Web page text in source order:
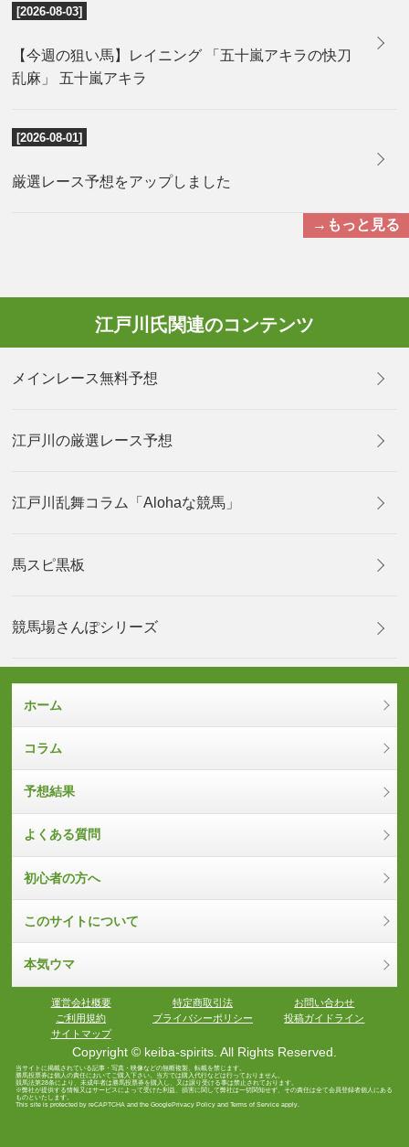
[2026-08-03]
【今週の狙い馬】レイニング 「五十嵐アキラの快刀
乱麻」 五十嵐アキラ
[2026-08-01]
厳選レース予想をアップしました
→もっと見る
江戸川氏関連のコンテンツ
メインレース無料予想
江戸川の厳選レース予想
江戸川乱舞コラム「Alohaな競馬」
馬スピ黒板
競馬場さんぽシリーズ
ホーム
コラム
予想結果
よくある質問
初心者の方へ
このサイトについて
本気ウマ
運営会社概要 特定商取引法
お問い合わせ
ご利用規約
プライバシーポリシー
投稿ガイドライン
サイトマップ
Copyright © keiba-spirits. All Rights Reserved.
当サイトに掲載されている記事・写真・映像などの無断複製、転載を禁じます。
勝馬投票券は個人の責任においてご購入下さい。当方では購入代行などは行っておりません。
競馬法第28条により、未成年者は勝馬投票券を購入し、又は譲り受ける事は禁止されております。
※弊社が提供する情報又はサービスによって受けた利益、損害に関して弊社は一切関知せず、その責任は全て会員登録者個人にある
ものといたします。
This site is protected by reCAPTCHA and the GooglePrivacy Policyand Terms of Serviceapply.